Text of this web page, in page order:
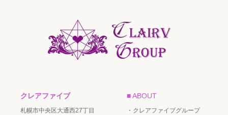
クレアファイブ
札幌市中央区大通西27丁目
■ ABOUT
・クレアファイブグループ